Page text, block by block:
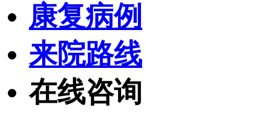
康复病例
来院路线
在线咨询